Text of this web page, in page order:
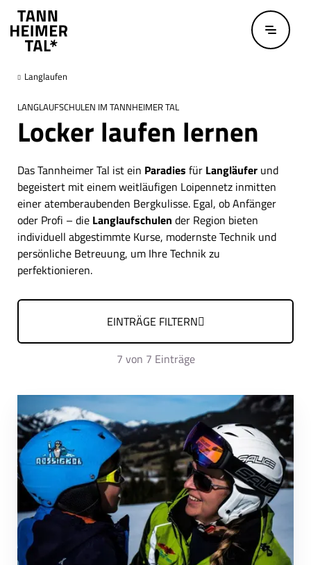
Langlaufen
LANGLAUFSCHULEN IM TANNHEIMER TAL
Locker laufen lernen
Das Tannheimer Tal ist ein Paradies für Langläufer und
begeistert mit einem weitläufigen Loipennetz inmitten
einer atemberaubenden Bergkulisse. Egal, ob Anfänger
oder Profi – die Langlaufschulen der Region bieten
individuell abgestimmte Kurse, modernste Technik und
persönliche Betreuung, um Ihre Technik zu
perfektionieren.
EINTRÄGE FILTERN
7 von 7 Einträge